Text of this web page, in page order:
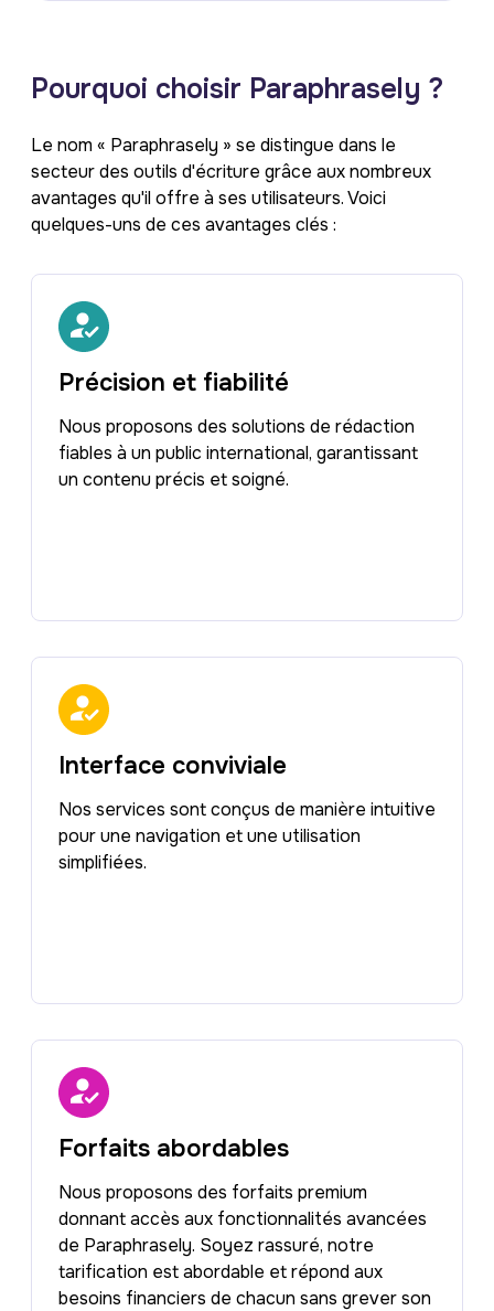
Pourquoi choisir Paraphrasely ?
Le nom « Paraphrasely » se distingue dans le
secteur des outils d'écriture grâce aux nombreux
avantages qu'il offre à ses utilisateurs. Voici
quelques-uns de ces avantages clés :
Précision et fiabilité
Nous proposons des solutions de rédaction
fiables à un public international, garantissant
un contenu précis et soigné.
Interface conviviale
Nos services sont conçus de manière intuitive
pour une navigation et une utilisation
simplifiées.
Forfaits abordables
Nous proposons des forfaits premium
donnant accès aux fonctionnalités avancées
de Paraphrasely. Soyez rassuré, notre
tarification est abordable et répond aux
besoins financiers de chacun sans grever son